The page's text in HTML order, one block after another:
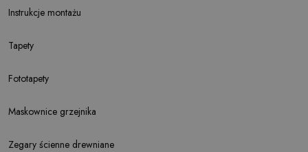
Instrukcje montażu
Tapety
Fototapety
Maskownice grzejnika
Zegary ścienne drewniane